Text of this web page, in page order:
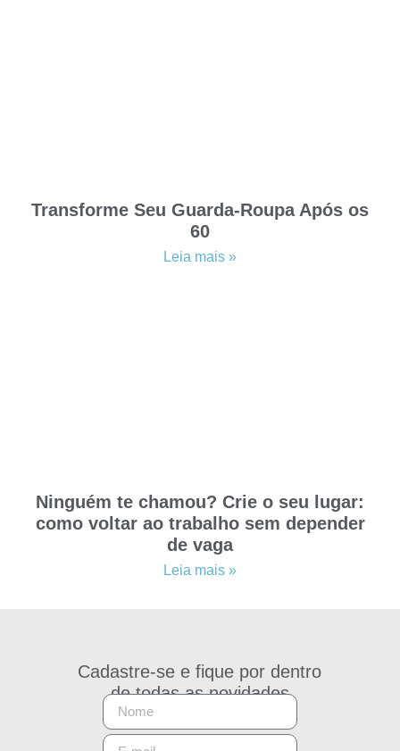
Transforme Seu Guarda-Roupa Após os
60
Leia mais »
Ninguém te chamou? Crie o seu lugar:
como voltar ao trabalho sem depender
de vaga
Leia mais »
Cadastre-se e fique por dentro
de todas as novidades